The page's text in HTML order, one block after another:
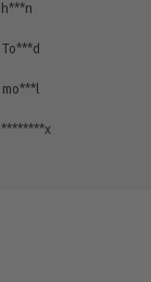
To***d